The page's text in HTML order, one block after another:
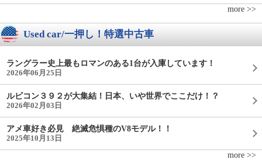
more >>
Used car/一押し！特選中古車
ラングラー史上最もロマンのある1台が入庫しています！
2026年06月25日
ルビコン３９２が大集結！日本、いや世界でここだけ！？
2026年02月03日
アメ車好き必見 絶滅危惧種のV8モデル！！
2025年10月13日
more >>